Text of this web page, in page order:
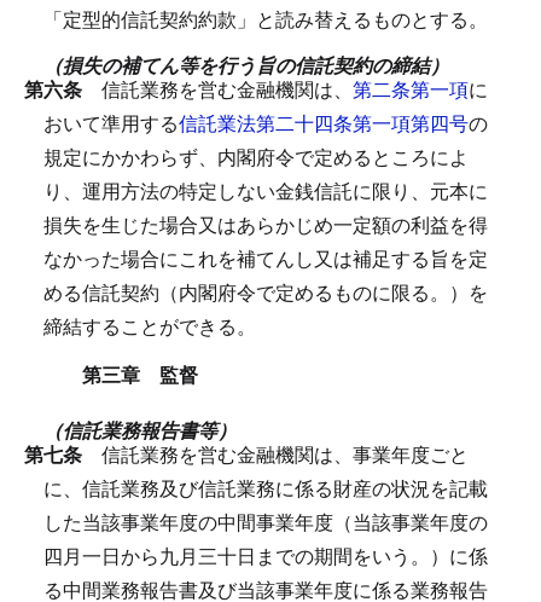
「定型的信託契約約款」と読み替えるものとする。
（損失の補てん等を行う旨の信託契約の締結）
第六条 信託業務を営む金融機関は、 第二条第一項に
おいて準用する信託業法第二十四条第一項第四号の
規定にかかわらず、内閣府令で定めるところによ
り、運用方法の特定しない金銭信託に限り、元本に
損失を生じた場合又はあらかじめ一定額の利益を得
なかった場合にこれを補てんし又は補足する旨を定
める信託契約（内閣府令で定めるものに限る。）を
締結することができる。
第三章 監督
（信託業務報告書等）
第七条 信託業務を営む金融機関は、事業年度ごと
に、信託業務及び信託業務に係る財産の状況を記載
した当該事業年度の中間事業年度（当該事業年度の
四月一日から九月三十日までの期間をいう。）に係
る中間業務報告書及び当該事業年度に係る業務報告